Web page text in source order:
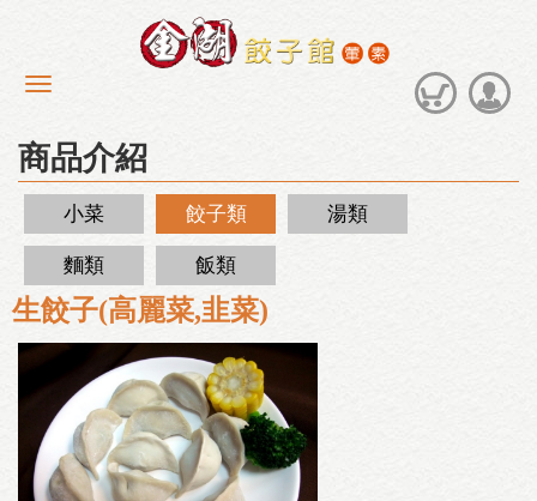
商品介紹
小菜 餃子類 湯類
麵類 飯類
生餃子(高麗菜,韭菜)